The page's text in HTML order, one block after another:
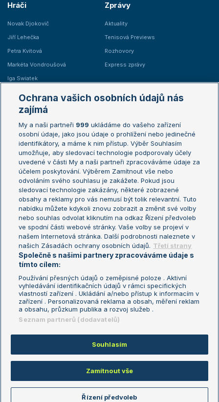
Hráči
Novak Djokovič
Jiří Lehečka
Petra Kvitová
Markéta Vondroušová
Iga Swiatek
Zprávy
Aktuality
Tenisová Previews
Rozhovory
Express zprávy
Žebříčky
Žebříček ATP (muži)
Žebříček WTA (ženy)
Sázkařský žebříček
Australian Open
French Open
Wimbledon
US Open
Turnaj mistrů
Turnaj mistryň
Aktualní trendy
Fotbalové přestupy
Livesport Daily
LS Prague Open
Podmínky užití
Nastavení soukromí
GDPR a žurnalistika
Reklama
Kontakt
Informace o zpracování osobních
údajů
Copyright © 2008-2026 TenisPortal.cz. Využíváme zpravodajství ČTK.
Ochrana vašich osobních údajů nás
zajímá
My a naši partneři 999 ukládáme do vašeho zařízení
osobní údaje, jako jsou údaje o prohlížení nebo jedinečné
identifikátory, a máme k nim přístup. Výběr Souhlasím
umožňuje, aby sledovací technologie podporovaly účely
uvedené v části My a naši partneři zpracováváme údaje za
účelem poskytování. Výběrem Zamítnout vše nebo
odvoláním svého souhlasu je zakážete. Pokud jsou
sledovací technologie zakázány, některé zobrazené
obsahy a reklamy pro vás nemusí být tolik relevantní. Tuto
nabídku můžete kdykoli znovu zobrazit a změnit své volby
nebo souhlas odvolat kliknutím na odkaz Řízení předvoleb
ve spodní části webové stránky. Vaše volby se projeví v
našem Internetová stránka. Další podrobnosti naleznete v
našich Zásadách ochrany osobních údajů. Třetí strany
Společně s našimi partnery zpracováváme údaje s
tímto cílem:
Používání přesných údajů o zeměpisné poloze . Aktivní
vyhledávání identifikačních údajů v rámci specifických
vlastností zařízení . Ukládání a/nebo přístup k informacím v
zařízení . Personalizovaná reklama a obsah, měření reklam
a obsahu, průzkum publika a rozvoj služeb .
Seznam partnerů (dodavatelů)
Souhlasím
Zamítnout vše
Řízení předvoleb